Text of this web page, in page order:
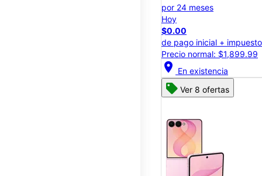
por 24 meses
Hoy
$0.00
de pago inicial +
Precio normal: $1,899.99
location_on En existencia
Ver 8 ofertas